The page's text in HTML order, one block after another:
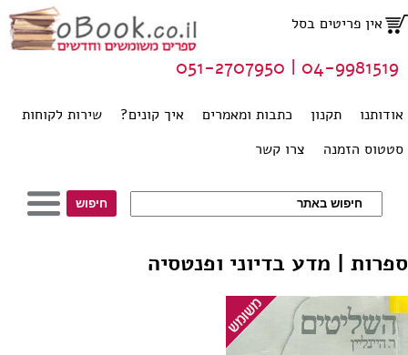
אין פריטים בסל
אודותנו תקנון כתבות ומאמרים איך קונים?
שירות לקוחות
סטטוס הזמנה
צרו קשר
04-9981519 | 051-2707950
ספרות | מדע בדיוני ופנטסיה